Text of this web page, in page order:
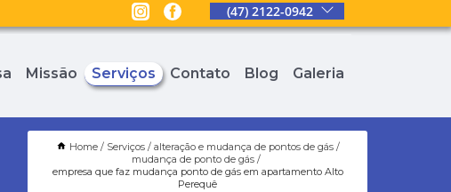
(47) 2122-0942
Missão Serviços Contato Blog Galeria
Home Serviços
alteração e mudança de pontos de gás
mudança de ponto de gás
empresa que faz mudança ponto de gás em apartamento Alto
Perequê